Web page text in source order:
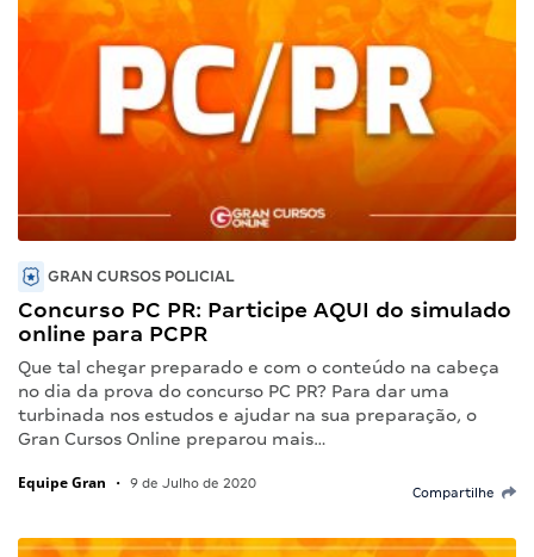
GRAN CURSOS POLICIAL
Concurso PC PR: Participe AQUI do simulado
online para PCPR
Que tal chegar preparado e com o conteúdo na cabeça
no dia da prova do concurso PC PR? Para dar uma
turbinada nos estudos e ajudar na sua preparação, o
Gran Cursos Online preparou mais…
Equipe Gran • 9 de Julho de 2020
Compartilhe